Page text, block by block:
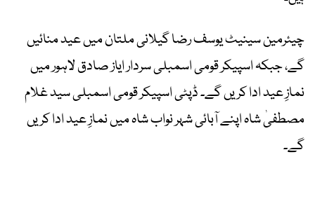
چیئرمین سینیٹ یوسف رضا گیلانی ملتان میں عید منائیں
گے، جبکہ اسپیکر قومی اسمبلی سردار ایاز صادق لاہور میں
نمازِ عید ادا کریں گے۔ ڈپٹی اسپیکر قومی اسمبلی سید غلام
مصطفیٰ شاہ اپنے آبائی شہر نواب شاہ میں نمازِ عید ادا کریں
گے۔